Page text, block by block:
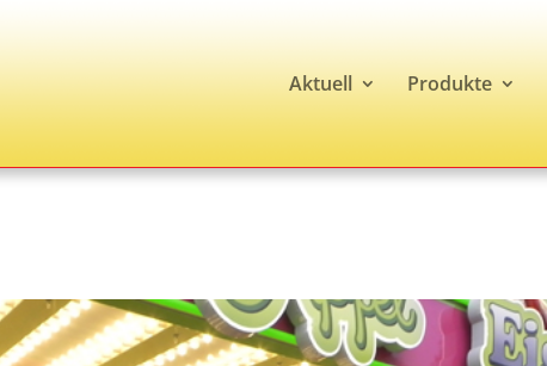
Aktuell Produkte